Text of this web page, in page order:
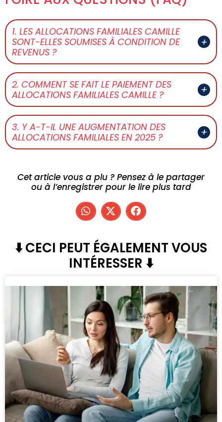
1. LES ALLOCATIONS FAMILIALES CAMILLE
SONT-ELLES SOUMISES À CONDITION DE
REVENUS ?
2. COMMENT SE FAIT LE PAIEMENT DES
ALLOCATIONS FAMILIALES CAMILLE ?
3. Y A-T-IL UNE AUGMENTATION DES
ALLOCATIONS FAMILIALES EN 2025 ?
Cet article vous a plu ? Pensez à le partager
ou à l’enregistrer pour le lire plus tard
⬇️ CECI PEUT ÉGALEMENT VOUS
INTÉRESSER ⬇️